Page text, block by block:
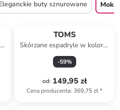
buty sznurowane
TOMS
Skórzane espadryle w kolorze
szarym
-59%
od: 149,95 zł
Cena producenta: 369,75 zł*